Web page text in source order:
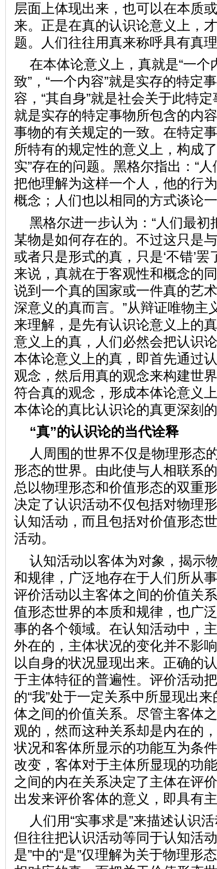
层面上体现出来，也可以在本质
来。正是在真的认识论意义上，
题。人们往往用真来称呼具有真
在本体论意义上，真就是“一个
致”，“一个内容”就是实存的特定
容，“其自身”就是社会关于此特
就是实存的特定事物所包含的内
事物的有关规定的一致。在特定
所特有的规定性的意义上，构成
实”存在的问题。黑格尔指出：“
把他理解为这样一个人，他的行
概念；人们也以相同的方式谈论
黑格尔进一步认为：“人们最初
某物是如何存在的。不过这只是
或者只是形式的真，只是‘不错’
来说，真就在于客观性和概念的
说到一个真的国家或一件真的艺
深意义的真而言。”从辩证唯物主
来理解，是先有认识论意义上的
意义上的真，人们必然会把认识
本体论意义上的真，即首先通过
观念，然后用真的观念来构建世
符合真的观念，形成本体论意义
本体论的真比认识论的真更深刻
“真”的认识论的当代诠释
人周围的世界不仅是物理形态
形态的世界。由此使与人相联系
总以物理形态和价值形态的双重
决定了认识活动不仅包括对物理
认知活动，而且包括对价值形态
活动。
认知活动以客体为对象，揭示
和规律，广泛地存在于人们所从
评价活动以主客体之间的价值关
值形态世界的本质和规律，也广
事的各个领域。在认知活动中，
外在的，主体状况的变化并不影
以自身的状况显现出来。正确的
于主体特征的普遍性。评价活动
的“我”处于一定关系中所显现出
体之间的价值关系。尽管主客体
观的，然而这种关系却是内在的
状况和客体所显示的功能互为条
改变，客体对于主体所显现的功
之间的内在关系决定了主体在评
出发来评价客体的意义，即具有
人们用“实事求是”来描述认识
但往往把认识活动等同于认知活
是”中的“是”仅理解为关于物理形